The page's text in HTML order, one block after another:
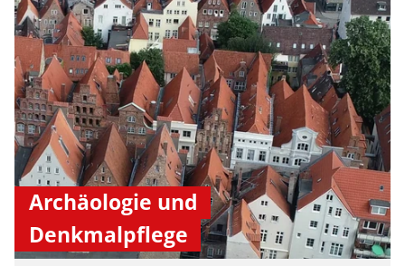
Archäologie und
Denkmalpflege